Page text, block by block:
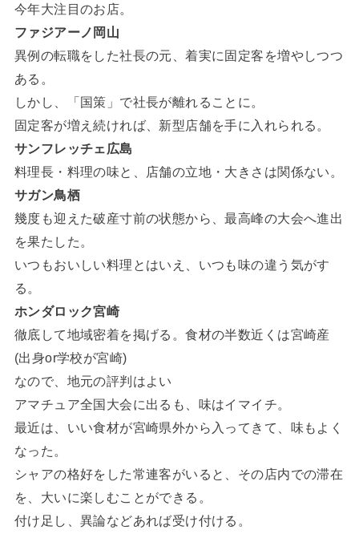
今年大注目のお店。
ファジアーノ岡山
異例の転職をした社長の元、着実に固定客を増やしつつ
ある。
しかし、「国策」で社長が離れることに。
固定客が増え続ければ、新型店舗を手に入れられる。
サンフレッチェ広島
料理長・料理の味と、店舗の立地・大きさは関係ない。
サガン鳥栖
幾度も迎えた破産寸前の状態から、最高峰の大会へ進出
を果たした。
いつもおいしい料理とはいえ、いつも味の違う気がす
る。
ホンダロック宮崎
徹底して地域密着を掲げる。食材の半数近くは宮崎産
(出身or学校が宮崎)
なので、地元の評判はよい
アマチュア全国大会に出るも、味はイマイチ。
最近は、いい食材が宮崎県外から入ってきて、味もよく
なった。
シャアの格好をした常連客がいると、その店内での滞在
を、大いに楽しむことができる。
付け足し、異論などあれば受け付ける。